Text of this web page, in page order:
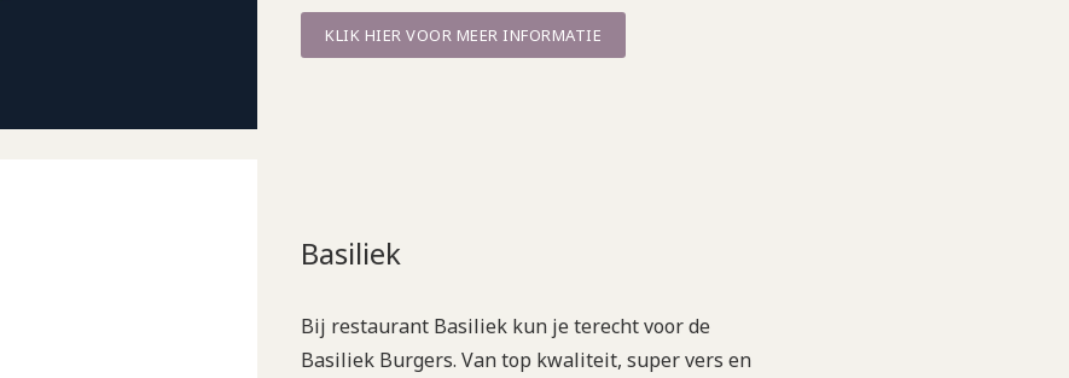
KLIK HIER VOOR MEER INFORMATIE
Basiliek
Bij restaurant Basiliek kun je terecht voor de
Basiliek Burgers. Van top kwaliteit, super vers en